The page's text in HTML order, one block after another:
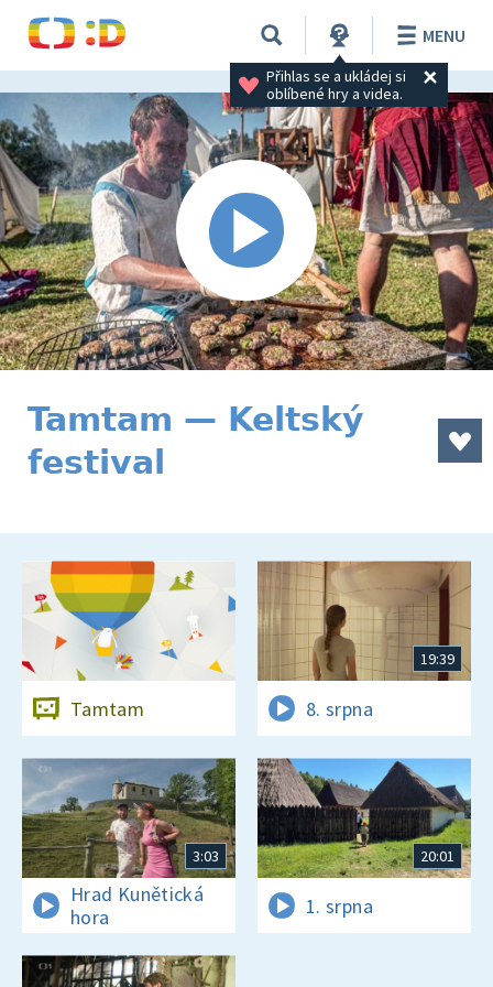
Přihlas se a ukládej si
oblíbené hry a videa.
MENU
Tamtam — Keltský
festival
Tamtam
19:39
8. srpna
3:03
Hrad Kunětická
hora
20:01
1. srpna